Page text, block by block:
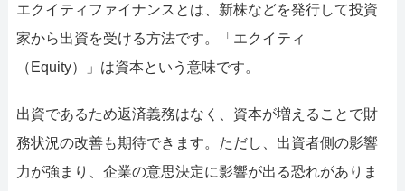
エクイティファイナンスとは、新株などを発行して投資
家から出資を受ける方法です。「エクイティ
（Equity）」は資本という意味です。
出資であるため返済義務はなく、資本が増えることで財
務状況の改善も期待できます。ただし、出資者側の影響
力が強まり、企業の意思決定に影響が出る恐れがありま